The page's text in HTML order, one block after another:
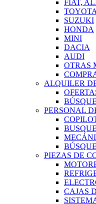
FIAT,
TOYOTA
SUZUKI
HONDA
MINI
DACIA
AUDI
OTRAS
ALQUILER
PERSONAL
PIEZAS DE
CAJAS